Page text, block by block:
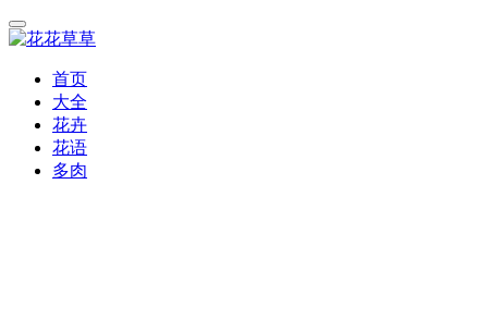
首页
大全
花卉
花语
多肉